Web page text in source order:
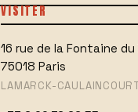
VISITER
16 rue de la Fontaine
75018 Paris
LAMARCK-